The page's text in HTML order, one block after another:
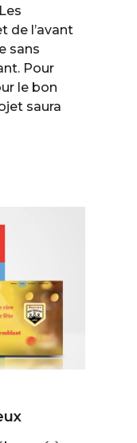
de l’avant
sans
Pour
le bon
saura